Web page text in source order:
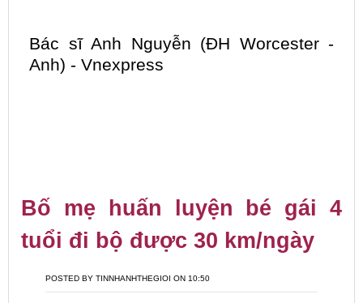
Bác sĩ Anh Nguyễn (ĐH Worcester -
Anh) - Vnexpress
Bố mẹ huấn luyện bé gái 4
tuổi đi bộ được 30 km/ngày
POSTED BY TINNHANHTHEGIOI ON 10:50